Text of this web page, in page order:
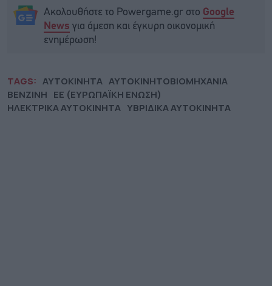
Ακολουθήστε το Powergame.gr στο Google
News για άμεση και έγκυρη οικονομική
ενημέρωση!
TAGS: ΑΥΤΟΚΙΝΗΤΑ ΑΥΤΟΚΙΝΗΤΟΒΙΟΜΗΧΑΝΙΑ
ΒΕΝΖΙΝΗ ΕΕ (ΕΥΡΩΠΑΪΚΗ ΕΝΩΣΗ)
ΗΛΕΚΤΡΙΚΑ ΑΥΤΟΚΙΝΗΤΑ ΥΒΡΙΔΙΚΑ ΑΥΤΟΚΙΝΗΤΑ